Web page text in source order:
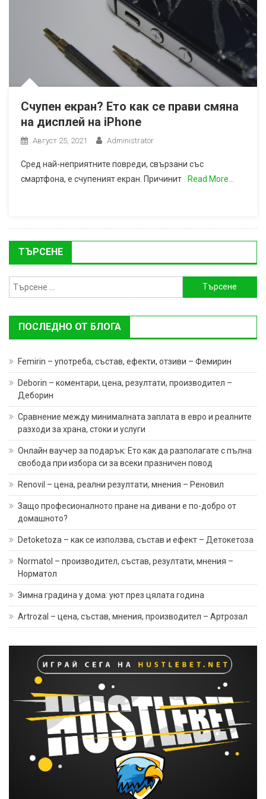
Счупен екран? Ето как се прави смяна
на дисплей на iPhone
Август 25, 2021 Administrator
Сред най-неприятните повреди, свързани със
смартфона, е счупеният екран. Причинит
Read More…
ТЪРСЕНЕ
Търсене
за:
ПОСЛЕДНО ОТ БЛОГА
Femirin – употреба, състав, ефекти, отзиви – Фемирин
Deborin – коментари, цена, резултати, производител –
Деборин
Сравнение между минималната заплата в евро и реалните
разходи за храна, стоки и услуги
Онлайн ваучер за подарък: Ето как да разполагате с пълна
свобода при избора си за всеки празничен повод
Renovil – цена, реални резултати, мнения – Реновил
Защо професионалното пране на дивани е по-добро от
домашното?
Detoketoza – как се използва, състав и ефект – Детокетоза
Normatol – производител, състав, резултати, мнения –
Норматол
Зимна градина у дома: уют през цялата година
Artrozal – цена, състав, мнения, производител – Артрозал